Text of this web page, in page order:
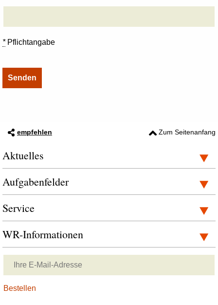
*Pflichtangabe
empfehlen Zum Seitenanfang
Aktuelles
Aufgabenfelder
Service
WR-Informationen